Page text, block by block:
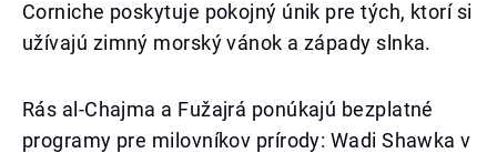
Corniche poskytuje pokojný únik pre tých, ktorí si
užívajú zimný morský vánok a západy slnka.
Rás al-Chajma a Fužajrá ponúkajú bezplatné
programy pre milovníkov prírody: Wadi Shawka v